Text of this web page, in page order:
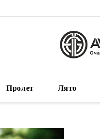
Пролет Лято